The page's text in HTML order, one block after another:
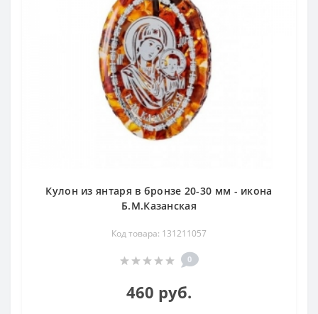
Кулон из янтаря в бронзе 20-30 мм - икона
Б.М.Казанская
Код товара: 131211057
0
460 руб.